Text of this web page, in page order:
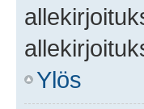
Ylös